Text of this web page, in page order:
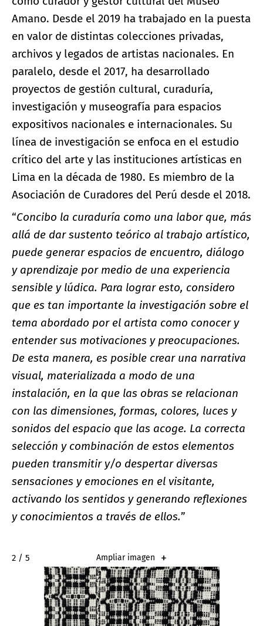
Amano. Desde el 2019 ha trabajado en la puesta
en valor de distintas colecciones privadas,
archivos y legados de artistas nacionales. En
paralelo, desde el 2017, ha desarrollado
proyectos de gestión cultural, curaduría,
investigación y museografía para espacios
expositivos nacionales e internacionales. Su
línea de investigación se enfoca en el estudio
crítico del arte y las instituciones artísticas en
Lima en la década de 1980. Es miembro de la
Asociación de Curadores del Perú desde el 2018.
“Concibo la curaduría como una labor que, más
allá de dar sustento teórico al trabajo artístico,
puede generar espacios de encuentro, diálogo
y aprendizaje por medio de una experiencia
sensible y lúdica. Para lograr esto, considero
que es tan importante la investigación sobre el
tema abordado por el artista como conocer y
entender sus motivaciones y preocupaciones.
De esta manera, es posible crear una narrativa
visual, materializada a modo de una
instalación, en la que las obras se relacionan
con las dimensiones, formas, colores, luces y
sonidos del espacio que las acoge. La correcta
selección y combinación de estos elementos
pueden transmitir y/o despertar diversas
sensaciones y emociones en el visitante,
activando los sentidos y generando reflexiones
y conocimientos a través de ellos.”
2 / 5 Ampliar imagen